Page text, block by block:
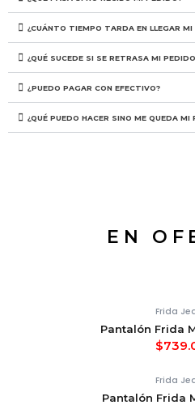
¿CUÁNTO TIEMPO TARDA EN LLEGAR MI
¿QUÉ SUCEDE SI SE RETRASA MI
¿PUEDO PAGAR CON EFECTIVO?
¿QUÉ PUEDO HACER SINO ME QUEDA MI
EN
Frida
Pantalón Frida
$
Frida
Pantalón Frida